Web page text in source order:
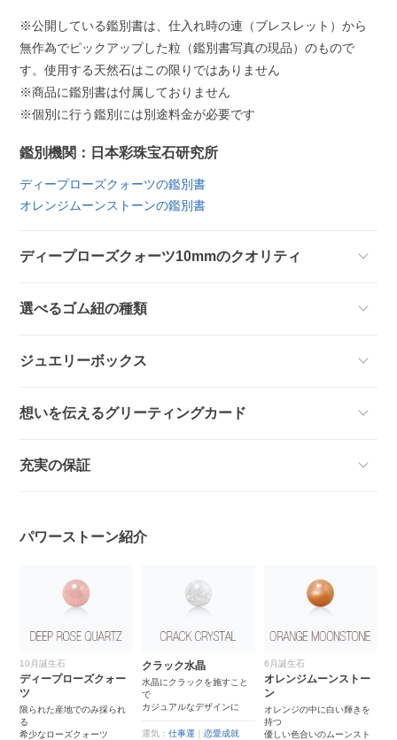
※公開している鑑別書は、仕入れ時の連（ブレスレット）から
無作為でピックアップした粒（鑑別書写真の現品）のもので
す。使用する天然石はこの限りではありません
※商品に鑑別書は付属しておりません
※個別に行う鑑別には別途料金が必要です
鑑別機関：日本彩珠宝石研究所
ディープローズクォーツの鑑別書
オレンジムーンストーンの鑑別書
ディープローズクォーツ10mmのクオリティ
選べるゴム紐の種類
ジュエリーボックス
想いを伝えるグリーティングカード
充実の保証
パワーストーン紹介
10月誕生石
ディープローズクォー
ツ
限られた産地でのみ採られ
る
希少なローズクォーツ
クラック水晶
水晶にクラックを施すこと
で
カジュアルなデザインに
運気：仕事運 ｜恋愛成就
6月誕生石
オレンジムーンストー
ン
オレンジの中に白い輝きを
持つ
優しい色合いのムーンスト